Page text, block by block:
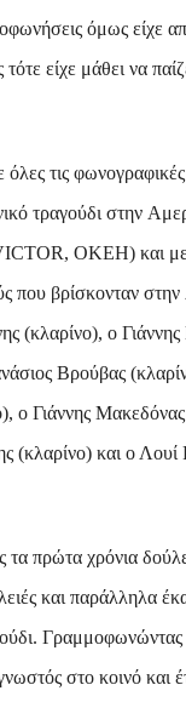
όμως είχε
είχε μάθει να
τις φωνογραφικές
τραγούδι στην
OKEH) και με
που βρίσκονταν
(κλαρίνο), ο
Bρούβας
ο Γιάννης
(κλαρίνο) και ο Λουί
τα πρώτα χρόνια
και παράλληλα
στο κοινό και